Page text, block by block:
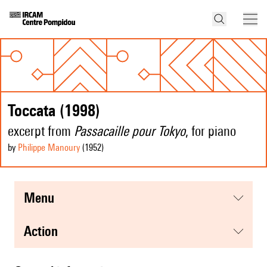
Toccata (1998)
excerpt from Passacaille pour Tokyo, for piano
by Philippe Manoury (1952)
menu
action